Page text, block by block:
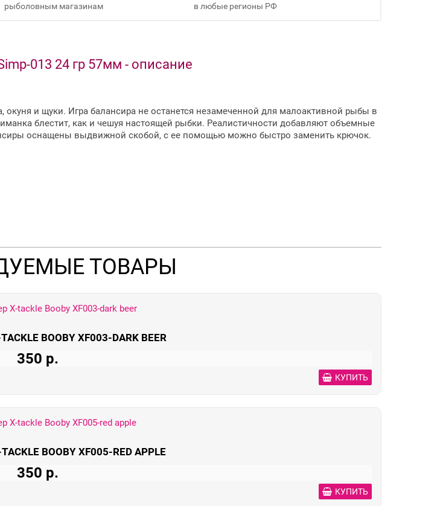
рыболовным магазинам в любые регионы РФ
013 24 гр 57мм - описание
и щуки. Игра балансира не останется незамеченной для малоактивной рыбы в
блестит, как и чешуя настоящей рыбки. Реалистичности добавляют объемные
оснащены выдвижной скобой, с ее помощью можно быстро заменить крючок.
ТОВАРЫ
BOOBY XF003-DARK BEER
350 р.
КУПИТЬ
BOOBY XF005-RED APPLE
350 р.
КУПИТЬ